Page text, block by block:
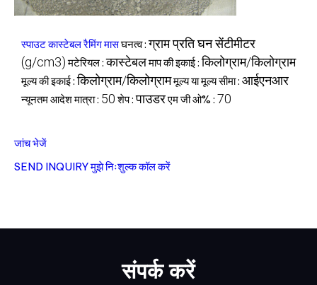
स्पाउट कास्टेबल रैमिंग मासघनत्व :ग्राम प्रति घन सेंटीमीटर
(g/cm3) मटेरियल :कास्टेबलमाप की इकाई :किलोग्राम/किलोग्राम
मूल्य की इकाई :किलोग्राम/किलोग्राममूल्य या मूल्य सीमा : आईएनआर
न्यूनतम आदेश मात्रा : 50 शेप :पाउडरएम जी ओ% : 70
जांच भेजें
SEND INQUIRYमुझे निःशुल्क कॉल करें
संपर्क करें